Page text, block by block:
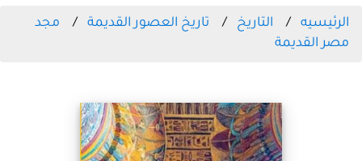
الرئيسيه التاريخ تاريخ العصور القديمة
مجد
مصر القديمة